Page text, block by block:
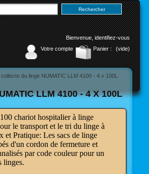
Bienvenue,identifiez-vous
Panier :
(vide)
Votre compte
du linge NUMATIC LLM 4100 - 4 x 100L
LLM 4100 - 4 X 100L
chariot hospitalier à linge
le transport et le tri du linge à
et Pratique: Les sacs de linge
d'un cordon de fermeture et
par code couleur pour un
linges.